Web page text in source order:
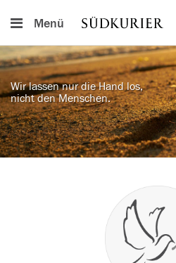
Menü
Wir lassen nur die Hand los,
nicht den Menschen.